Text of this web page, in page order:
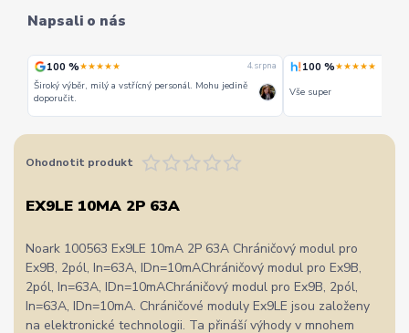
Napsali o nás
100 %★★★★★ 4. srpna
Široký výběr, milý a vstřícný personál. Mohu jedině
doporučit.
100 %★★★★★
Vše super
Ohodnotit produkt
EX9LE 10MA 2P 63A
Noark 100563 Ex9LE 10mA 2P 63A Chráničový modul pro
Ex9B, 2pól, In=63A, IDn=10mAChráničový modul pro Ex9B,
2pól, In=63A, IDn=10mAChráničový modul pro Ex9B, 2pól,
In=63A, IDn=10mA. Chráničové moduly Ex9LE jsou založeny
na elektronické technologii. Ta přináší výhody v mnohem